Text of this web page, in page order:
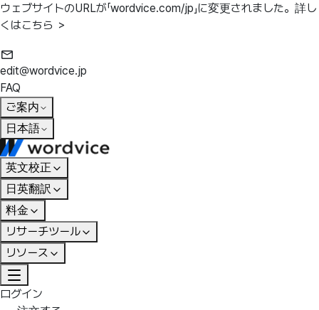
ウェブサイトのURLが「wordvice.com/jp」に変更されました。 詳し
くはこちら ＞
edit@wordvice.jp
FAQ
ご案内
日本語
英文校正
日英翻訳
料金
リサーチツール
リソース
ログイン